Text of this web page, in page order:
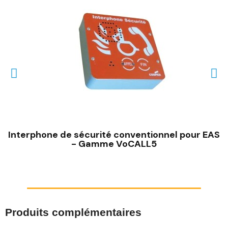
Interphone de sécurité conventionnel pour EAS
- Gamme VoCALL5
Produits complémentaires